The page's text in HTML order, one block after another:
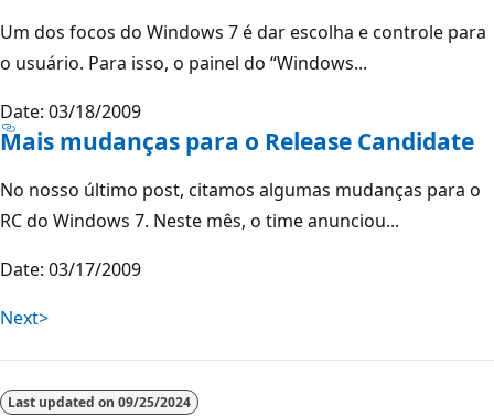
Um dos focos do Windows 7 é dar escolha e controle para
o usuário. Para isso, o painel do “Windows...
Date: 03/18/2009
Mais mudanças para o Release Candidate
No nosso último post, citamos algumas mudanças para o
RC do Windows 7. Neste mês, o time anunciou...
Date: 03/17/2009
Next>
Last updated on 09/25/2024